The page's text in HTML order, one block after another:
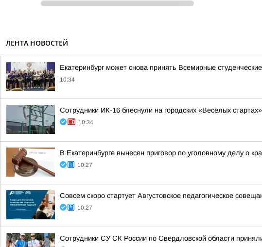
ЛЕНТА НОВОСТЕЙ
Екатеринбург может снова принять Всемирные
10:34
Сотрудники ИК-16 блеснули на городских «Весёлых стартах»
10:34
В Екатеринбурге вынесен приговор по уголовному делу о
10:27
Совсем скоро стартует Августовское педагогическое
10:27
Сотрудники СУ СК России по Свердловской области